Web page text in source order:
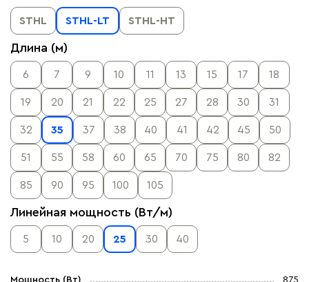
STHL STHL-LT STHL-HT
Длина (м)
6 7 9 10 11 13 15 17 18
19 20 21 22 25 27 28 30 31
32 35 37 38 40 41 42 45 50
51 55 58 60 65 70 75 80 82
85 90 95 100 105
Линейная мощность (Вт/м)
5 10 20 25 30 40
Мощность (Вт) 875